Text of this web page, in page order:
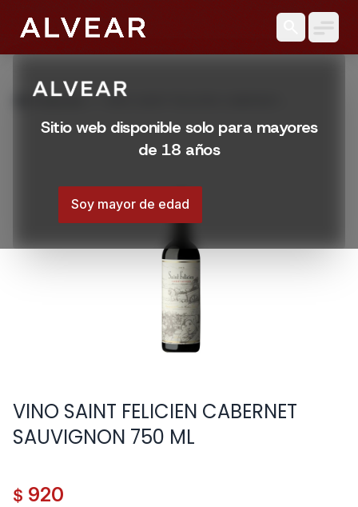
Sitio web disponible solo para mayores
de 18 años
Soy mayor de edad
Productos
VINO SAINT FELICIEN CABERNET
VINO SAINT FELICIEN CABERNET
SAUVIGNON 750 ML
$ 920